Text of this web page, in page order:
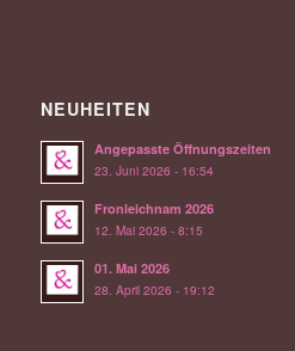
NEUHEITEN
Angepasste Öffnungszeiten
23. Juni 2026 - 16:54
Fronleichnam 2026
12. Mai 2026 - 8:15
01. Mai 2026
28. April 2026 - 19:12